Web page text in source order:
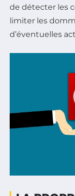
de détecter les
limiter les
d’éventuelles